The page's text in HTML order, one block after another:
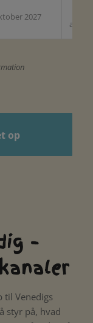
2027
op
–
til Venedigs
styr på, hvad